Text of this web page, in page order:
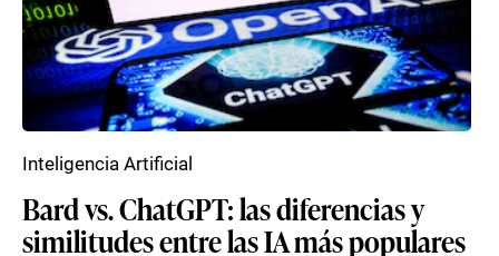
Bard vs. ChatGPT: las diferencias y
similitudes entre las IA más populares
Inteligencia Artificial